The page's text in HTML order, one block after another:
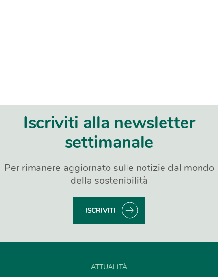
Iscriviti alla newsletter
settimanale
Per rimanere aggiornato sulle notizie dal mondo
della sostenibilità
ISCRIVITI
ATTUALITÀ